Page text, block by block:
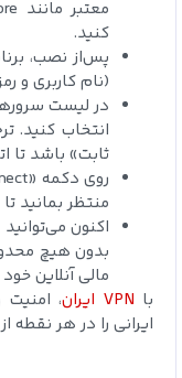
کنید.
پس‌از نصب،
(نام کاربری و
در لیست
ثابت» باشد تا
منتظر بمانید
اکنون
بدون هیچ
مالی آنلاین
با VPN ایران،
ایرانی را در هر نقطه